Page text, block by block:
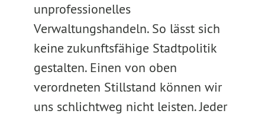
unprofessionelles
Verwaltungshandeln. So lässt sich
keine zukunftsfähige Stadtpolitik
gestalten. Einen von oben
verordneten Stillstand können wir
uns schlichtweg nicht leisten. Jeder